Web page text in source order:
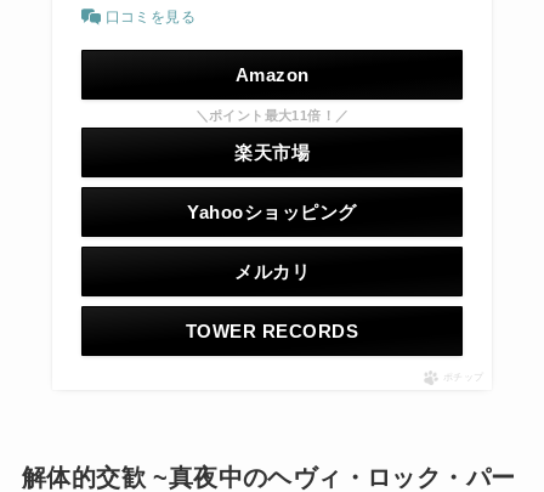
口コミを見る
Amazon
＼ポイント最大11倍！／
楽天市場
Yahooショッピング
メルカリ
TOWER RECORDS
ポチップ
解体的交歓 ~真夜中のヘヴィ・ロック・パー